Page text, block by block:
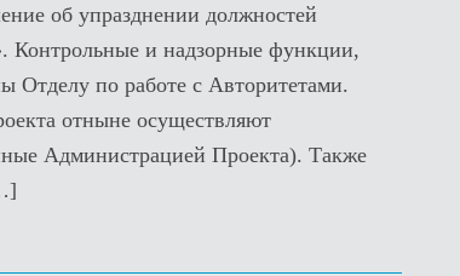
об упразднении должностей
Контрольные и надзорные функции,
Отделу по работе с Авторитетами.
отныне осуществляют
Администрацией Проекта). Также